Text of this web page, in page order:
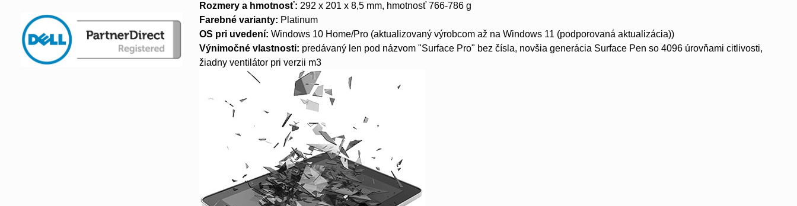
Rozmery a hmotnosť: 292 x 201 x 8,5 mm, hmotnosť 766-786 g
Farebné varianty: Platinum
OS pri uvedení: Windows 10 Home/Pro (aktualizovaný výrobcom až na Windows 11 (podporovaná aktualizácia))
Výnimočné vlastnosti: predávaný len pod názvom "Surface Pro" bez čísla, novšia generácia Surface Pen so 4096 úrovňami citlivosti,
žiadny ventilátor pri verzii m3